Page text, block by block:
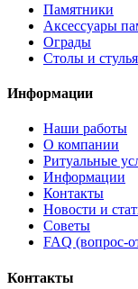
Памятники
Аксессуары
Ограды
Столы и стулья
Информации
Наши работы
О компании
Ритуальные
Информации
Контакты
Новости и
Советы
FAQ (вопрос-
Контакты